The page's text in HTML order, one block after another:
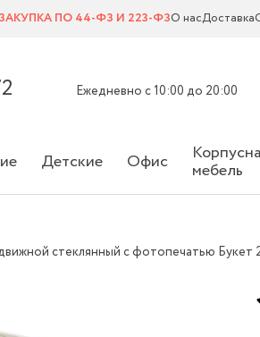
ЗАКУПКА ПО 44-ФЗ И 223-ФЗО насДоставка
Ежедневно с 10:00 до 20:00
Детские Офис мебель
стеклянный с фотопечатью Букет